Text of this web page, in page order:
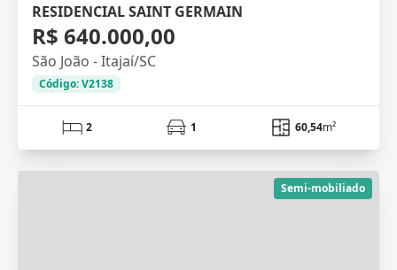
RESIDENCIAL SAINT GERMAIN
R$ 640.000,00
São João - Itajaí/SC
Código: V2138
2 1 60,54m²
Semi-mobiliado